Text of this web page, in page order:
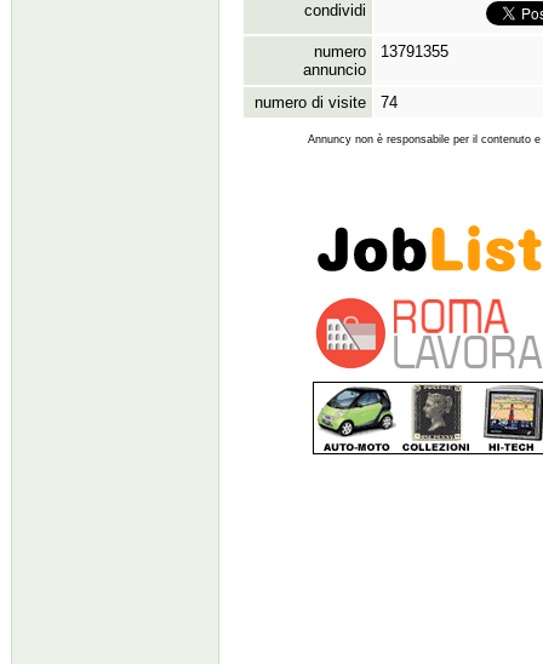
condividi
numero
annuncio
13791355
numero di visite 74
Annuncy non è responsabile per il contenuto